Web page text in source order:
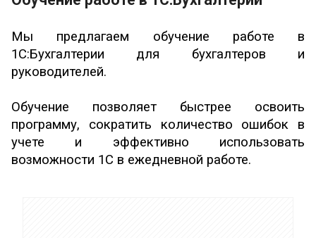
Мы предлагаем обучение работе в
1С:Бухгалтерии для бухгалтеров и
руководителей.
Обучение позволяет быстрее освоить
программу, сократить количество ошибок в
учете и эффективно использовать
возможности 1С в ежедневной работе.